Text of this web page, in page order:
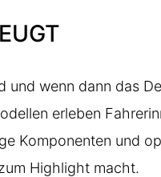
und wenn dann das
erleben
Komponenten und
Highlight macht.